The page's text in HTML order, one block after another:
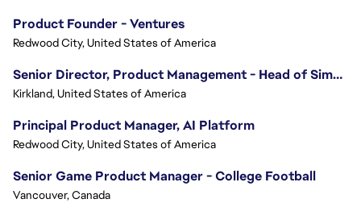
Product Founder - Ventures
Redwood City, United States of America
Senior Director, Product Management - Head of Sims Marketplace
Kirkland, United States of America
Principal Product Manager, AI Platform
Redwood City, United States of America
Senior Game Product Manager - College Football
Vancouver, Canada